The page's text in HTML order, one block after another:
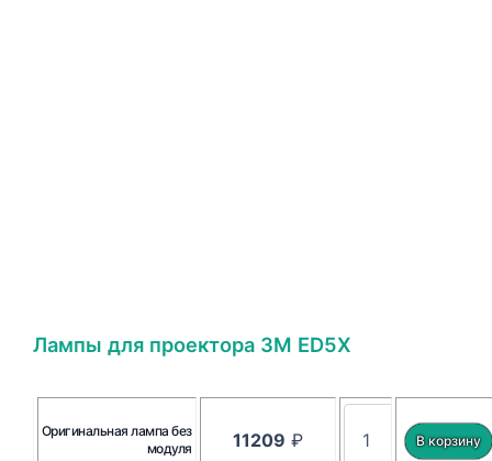
Лампы для проектора 3M ED5X
Оригинальная лампа без
модуля
11209 ₽